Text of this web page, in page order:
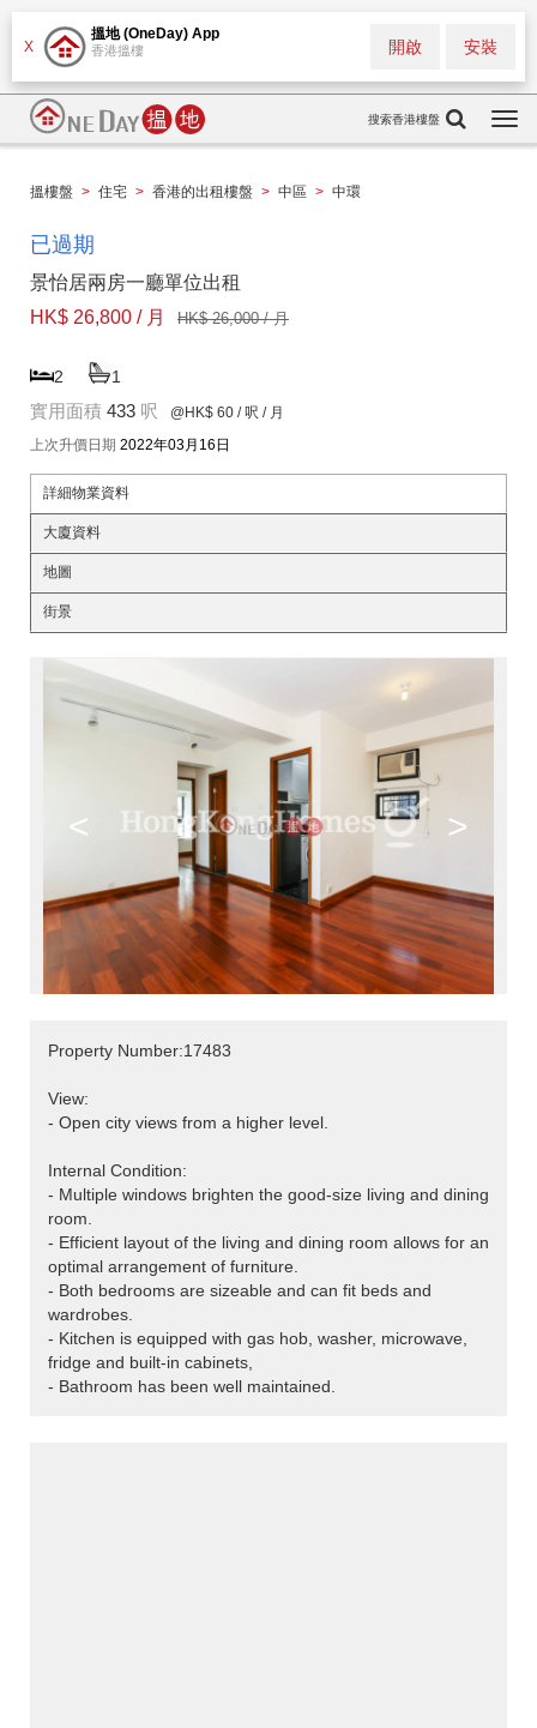
X
搵地 (OneDay) App
香港搵樓 安裝
開啟
搜索香港樓盤
搵樓盤 > 住宅 > 香港的出租樓盤 > 中區 > 中環
已過期
景怡居兩房一廳單位出租
HK$ 26,800 / 月
HK$ 26,000 / 月
2 1
實用面積 433 呎 @HK$ 60 / 呎 / 月
上次升價日期 2022年03月16日
詳細物業資料
大廈資料
地圖
街景
< >
Property Number:17483
View:
- Open city views from a higher level.
Internal Condition:
- Multiple windows brighten the good-size living and dining
room.
- Efficient layout of the living and dining room allows for an
optimal arrangement of furniture.
- Both bedrooms are sizeable and can fit beds and
wardrobes.
- Kitchen is equipped with gas hob, washer, microwave,
fridge and built-in cabinets,
- Bathroom has been well maintained.